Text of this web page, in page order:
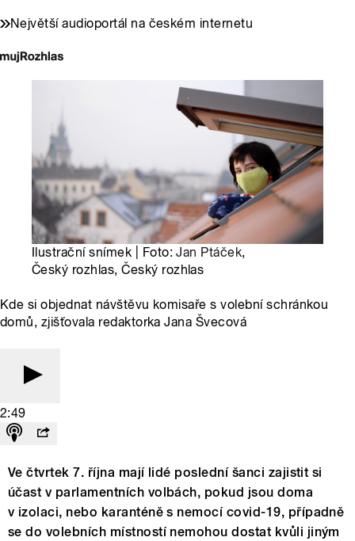
Největší audioportál na českém internetu
Ilustrační snímek | Foto:Jan Ptáček,
Český rozhlas, Český rozhlas
Kde si objednat návštěvu komisaře s volební schránkou
domů, zjišťovala redaktorka Jana Švecová
2:49
Ve čtvrtek 7. října mají lidé poslední šanci zajistit si
účast v parlamentních volbách, pokud jsou doma
v izolaci, nebo karanténě s nemocí covid-19, případně
se do volebních místností nemohou dostat kvůli jiným